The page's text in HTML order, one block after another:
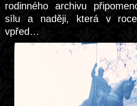
rodinného archivu
sílu a naději, která v
vpřed…